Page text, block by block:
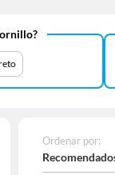
Ordenar por: